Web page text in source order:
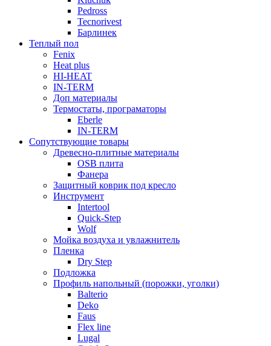
Pedross
Tecnorivest
Барлинек
Теплый пол
Fenix
Heat plus
HI-HEAT
IN-TERM
Доп материалы
Термостаты, програматоры
Eberle
IN-TERM
Сопутствующие товары
Древесно-плитные материалы
OSB плита
Фанера
Защитный коврик под кресло
Инструмент
Intertool
Quick-Step
Wolf
Мойка воздуха и увлажнитель
Пленка
Dry Step
Подложка
Профиль напольный (порожки, уголки)
Balterio
Deko
Faus
Flex line
Lugal